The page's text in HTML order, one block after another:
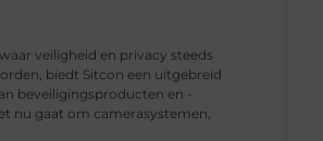
veiligheid en privacy steeds
biedt Sitcon een uitgebreid
beveiligingsproducten en -
nu gaat om camerasystemen,